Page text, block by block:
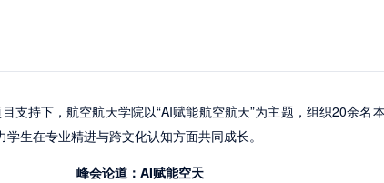
持下，航空航天学院以“AI赋能航空航天”为主题，组织20余名
生在专业精进与跨文化认知方面共同成长。
峰会论道：AI赋能空天